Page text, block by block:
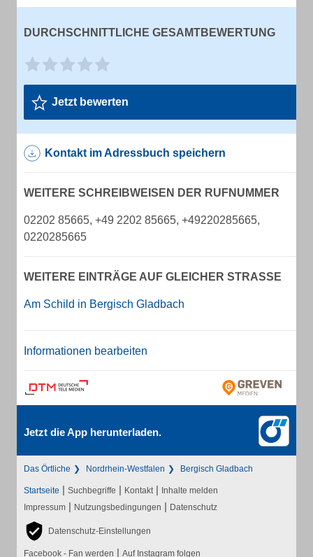
DURCHSCHNITTLICHE GESAMTBEWERTUNG
Jetzt bewerten
Kontakt im Adressbuch speichern
WEITERE SCHREIBWEISEN DER RUFNUMMER
02202 85665, +49 2202 85665, +49220285665,
0220285665
WEITERE EINTRÄGE AUF GLEICHER STRASSE
Am Schild in Bergisch Gladbach
Informationen bearbeiten
Jetzt die App herunterladen.
Das Örtliche Nordrhein-Westfalen Bergisch Gladbach
Startseite | Suchbegriffe | Kontakt | Inhalte melden
Impressum | Nutzungsbedingungen | Datenschutz
Datenschutz-Einstellungen
Facebook - Fan werden | Auf Instagram folgen